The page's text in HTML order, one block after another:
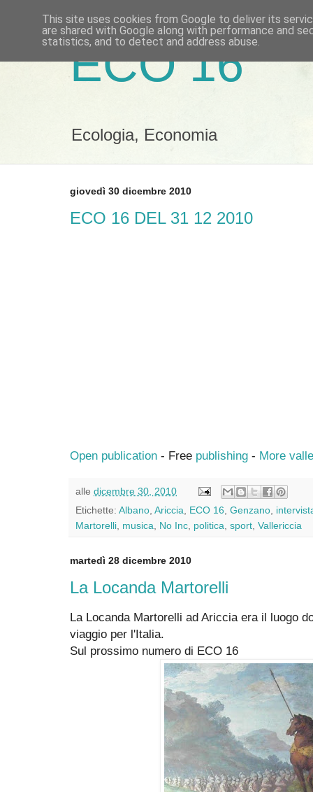
ECO 16
Ecologia, Economia
giovedì 30 dicembre 2010
ECO 16 DEL 31 12 2010
Open publication - Free publishing - More
alle dicembre 30, 2010
Etichette: Albano Ariccia ECO 16 Genzano
Martorelli musica No Inc politica sport Vallericcia
martedì 28 dicembre 2010
La Locanda Martorelli
La Locanda Martorelli ad Ariccia era il luogo
viaggio per l'Italia.
Sul prossimo numero di ECO 16
This site uses cookies from Google to deliver its
are shared with Google along with performance and
statistics, and to detect and address abuse.